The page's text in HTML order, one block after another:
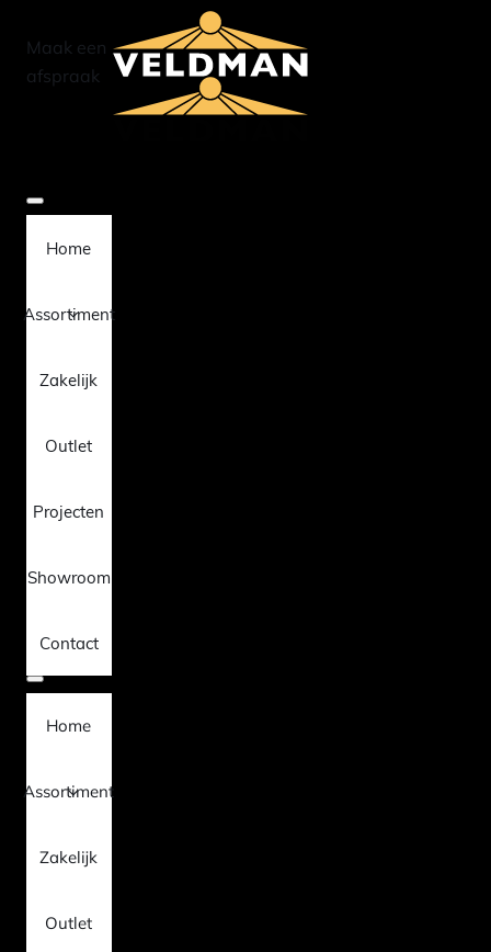
Home
Assortiment
Zakelijk
Outlet
Projecten
Showroom
Contact
Home
Assortiment
Zakelijk
Outlet
Maak een
afspraak